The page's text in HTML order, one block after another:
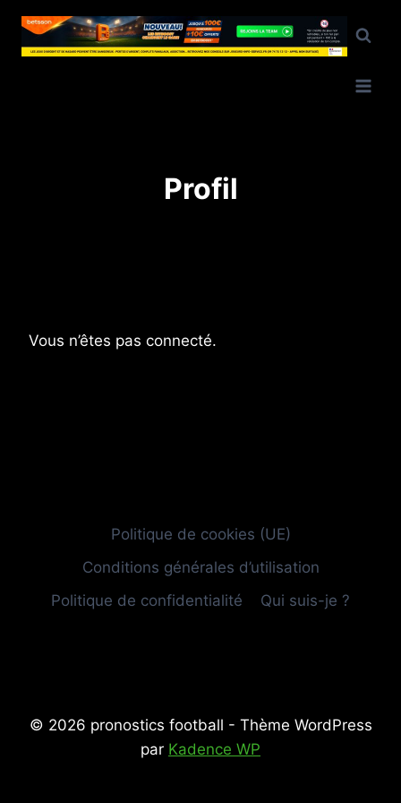
contenu
Profil
Vous n’êtes pas connecté.
Politique de cookies (UE)
Conditions générales d’utilisation
Politique de confidentialité
Qui suis-je ?
© 2026 pronostics football - Thème WordPress
par Kadence WP